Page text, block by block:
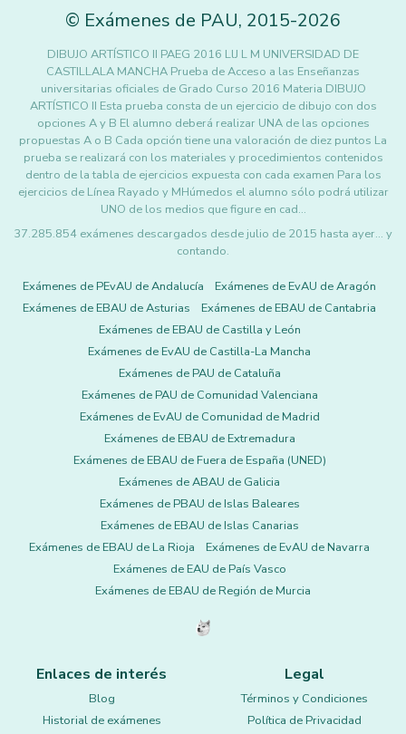
© Exámenes de PAU, 2015-2026
DIBUJO ARTÍSTICO II PAEG 2016 LlJ L M UNIVERSIDAD DE
CASTILLALA MANCHA Prueba de Acceso a las Enseñanzas
universitarias oficiales de Grado Curso 2016 Materia DIBUJO
ARTÍSTICO II Esta prueba consta de un ejercicio de dibujo con dos
opciones A y B El alumno deberá realizar UNA de las opciones
propuestas A o B Cada opción tiene una valoración de diez puntos La
prueba se realizará con los materiales y procedimientos contenidos
dentro de la tabla de ejercicios expuesta con cada examen Para los
ejercicios de Línea Rayado y MHúmedos el alumno sólo podrá utilizar
UNO de los medios que figure en cad…
37.285.854 exámenes descargados desde julio de 2015 hasta ayer... y
contando.
Exámenes de PEvAU de Andalucía
Exámenes de EvAU de Aragón
Exámenes de EBAU de Asturias
Exámenes de EBAU de Cantabria
Exámenes de EBAU de Castilla y León
Exámenes de EvAU de Castilla-La Mancha
Exámenes de PAU de Cataluña
Exámenes de PAU de Comunidad Valenciana
Exámenes de EvAU de Comunidad de Madrid
Exámenes de EBAU de Extremadura
Exámenes de EBAU de Fuera de España (UNED)
Exámenes de ABAU de Galicia
Exámenes de PBAU de Islas Baleares
Exámenes de EBAU de Islas Canarias
Exámenes de EBAU de La Rioja
Exámenes de EvAU de Navarra
Exámenes de EAU de País Vasco
Exámenes de EBAU de Región de Murcia
Enlaces de interés
Blog
Historial de exámenes
Legal
Términos y Condiciones
Política de Privacidad